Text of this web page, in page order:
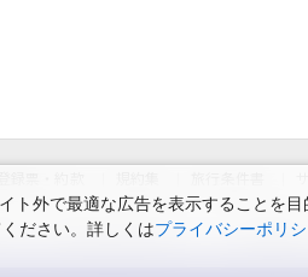
変更・取消のご案内 よくある質問
ト外で最適な広告を表示することを
ださい。詳しくはプライバシーポリ